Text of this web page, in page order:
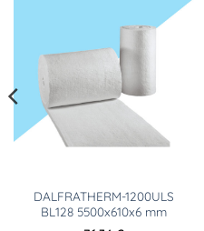
DALFRATHERM-1200ULS
BL128 5500x610x6 mm